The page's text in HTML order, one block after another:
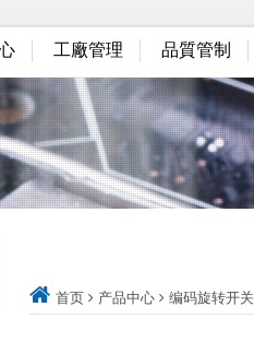
工廠管理 品質管制
首页 产品中心 编码旋转开关